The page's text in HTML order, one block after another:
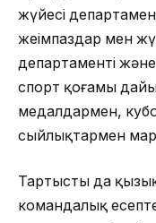
жүйесі
жеңімпаздар мен
департаменті
спорт қоғамы
медалдармен,
сыйлықтармен
Тартысты да
командалық